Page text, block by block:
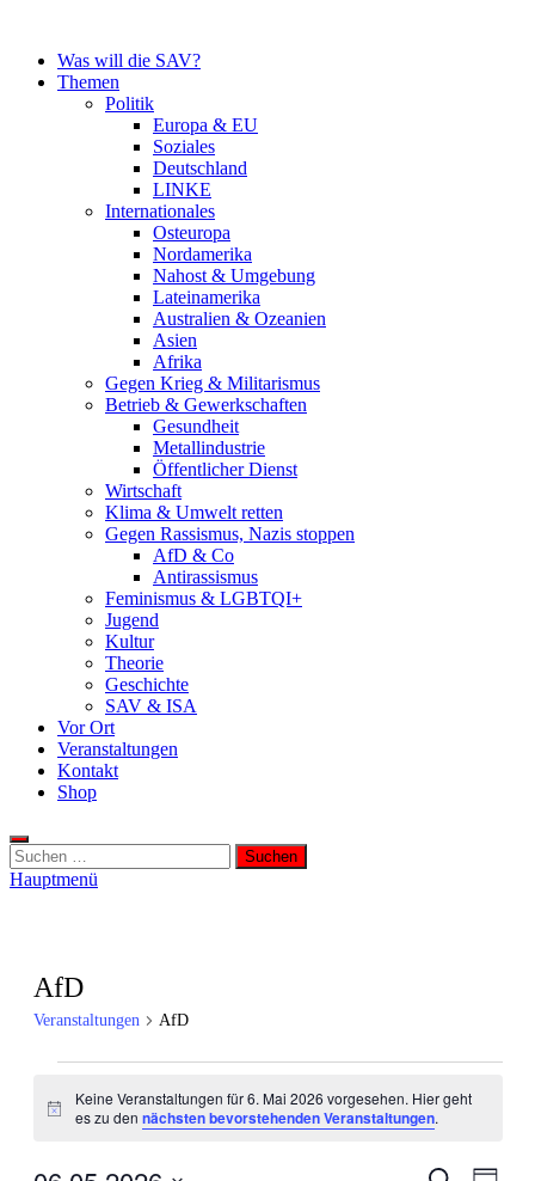
springenWas will die SAV?
Themen
Politik
Europa & EU
Soziales
Deutschland
LINKE
Internationales
Osteuropa
Nordamerika
Nahost & Umgebung
Lateinamerika
Australien & Ozeanien
Asien
Afrika
Gegen Krieg & Militarismus
Betrieb & Gewerkschaften
Gesundheit
Metallindustrie
Öffentlicher Dienst
Wirtschaft
Klima & Umwelt retten
Gegen Rassismus, Nazis stoppen
AfD & Co
Antirassismus
Feminismus & LGBTQI+
Jugend
Kultur
Theorie
Geschichte
SAV & ISA
Vor Ort
Veranstaltungen
Kontakt
Shop
Suchen
nach:
Hauptmenü
AfD
Veranstaltungen AfD
für
Mai
Hinweis
Keine Veranstaltungen für 6. Mai 2026 vorgesehen. Hier geht
es zu dennächsten bevorstehenden Veranstaltungen.
Suche